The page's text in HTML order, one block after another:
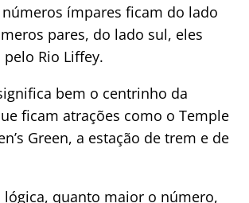
números ímpares ficam do lado
pares, do lado sul, eles
Rio Liffey.
bem o centrinho da
ficam atrações como o Temple
Green, a estação de trem e de
lógica, quanto maior o número,